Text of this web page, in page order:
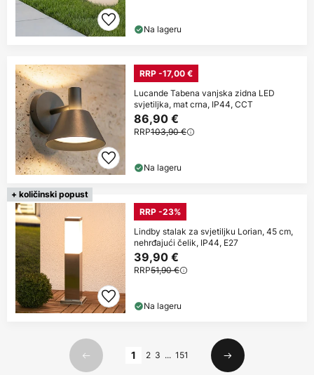
Na lageru
RRP -17,00 €
Lucande Tabena vanjska zidna LED
svjetiljka, mat crna, IP44, CCT
86,90 €
RRP103,90 €
Na lageru
+ količinski popust
RRP -23%
Lindby stalak za svjetiljku Lorian, 45 cm,
nehrđajući čelik, IP44, E27
39,90 €
RRP51,90 €
Na lageru
Prethodno
1 2 3 ... 151
Sljedeći